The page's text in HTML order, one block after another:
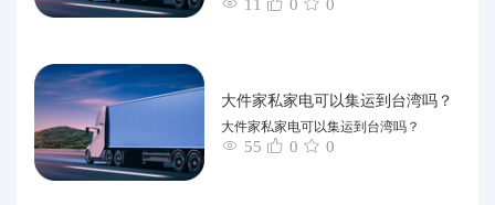
11 0 0
大件家私家电可以集运到台湾吗？
大件家私家电可以集运到台湾吗？
55 0 0